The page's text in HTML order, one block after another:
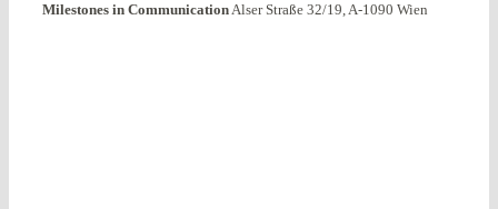
Milestones in CommunicationAlser Straße 32/19, A-1090 Wien